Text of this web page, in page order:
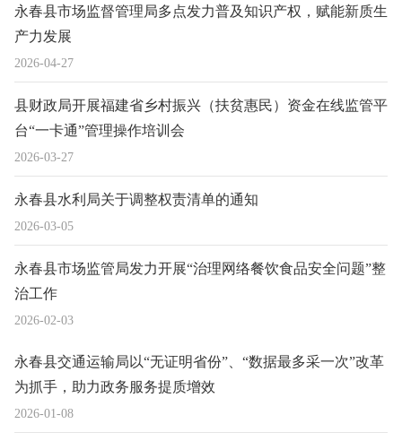
2026-04-27
永春县市场监督管理局多点发力普及知识产权，赋能新质生
产力发展
2026-03-27
县财政局开展福建省乡村振兴（扶贫惠民）资金在线监管平
台“一卡通”管理操作培训会
2026-03-05
永春县水利局关于调整权责清单的通知
2026-02-03
永春县市场监管局发力开展“治理网络餐饮食品安全问题”整
治工作
2026-01-08
永春县交通运输局以“无证明省份”、“数据最多采一次”改革
为抓手，助力政务服务提质增效